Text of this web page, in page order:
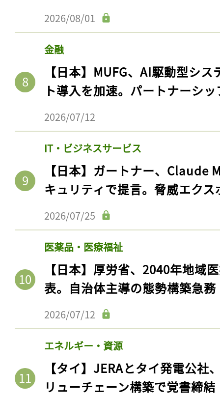
2026/08/01
金融
【日本】MUFG、AI駆動型シ
ト導入を加速。パートナーシ
2026/07/12
IT・ビジネスサービス
【日本】ガートナー、Claude
キュリティで提言。脅威エク
2026/07/25
医薬品・医療福祉
【日本】厚労省、2040年地域
表。自治体主導の態勢構築急務
2026/07/12
エネルギー・資源
【タイ】JERAとタイ発電公社
リューチェーン構築で覚書締結